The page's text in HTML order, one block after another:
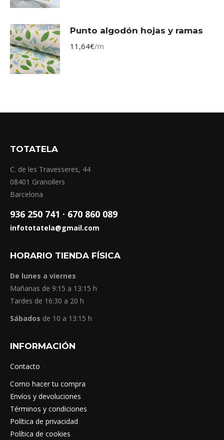
Punto algodón hojas y ramas
11,64€/m
TOTATELA
C. de les Travesseres, 44
08401 Granollers
Barcelona
936 250 741 · 670 860 089
infototatela@gmail.com
HORARIO TIENDA FÍSICA
De lunes a viernes
Mañanas de 9:15 a 13:15 h
Tardes de 16:30 a 20 h
Sábados de 10 a 13:15 h
INFORMACIÓN
Contacto
Como hacer tu compra
Envíos y devoluciones
Términos y condiciones
Política de privacidad
Política de cookies